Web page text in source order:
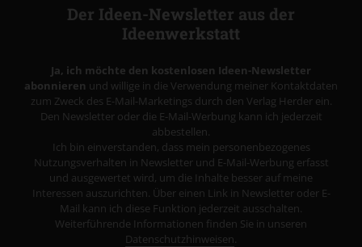
Der Ideen-Newsletter aus der
Ideenwerkstatt
Ja, ich möchte den kostenlosen Ideen-Newsletter
abonnieren und willige in die Verwendung meiner Kontaktdaten
zum Zweck des E-Mail-Marketings durch den Verlag Herder ein.
Den Newsletter oder die E-Mail-Werbung kann ich jederzeit
abbestellen.
Ich bin einverstanden, dass mein personenbezogenes
Nutzungsverhalten in Newsletter und E-Mail-Werbung erfasst
und ausgewertet wird, um die Inhalte besser auf meine
Interessen auszurichten. Über einen Link in Newsletter oder E-
Mail kann ich diese Funktion jederzeit ausschalten.
Weiterführende Informationen finden Sie in unseren
Datenschutzhinweisen